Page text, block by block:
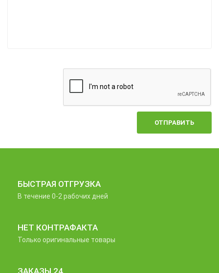
ОТПРАВИТЬ
БЫСТРАЯ ОТГРУЗКА
В течение 0-2 рабочих дней
НЕТ КОНТРАФАКТА
Только оригинальные товары